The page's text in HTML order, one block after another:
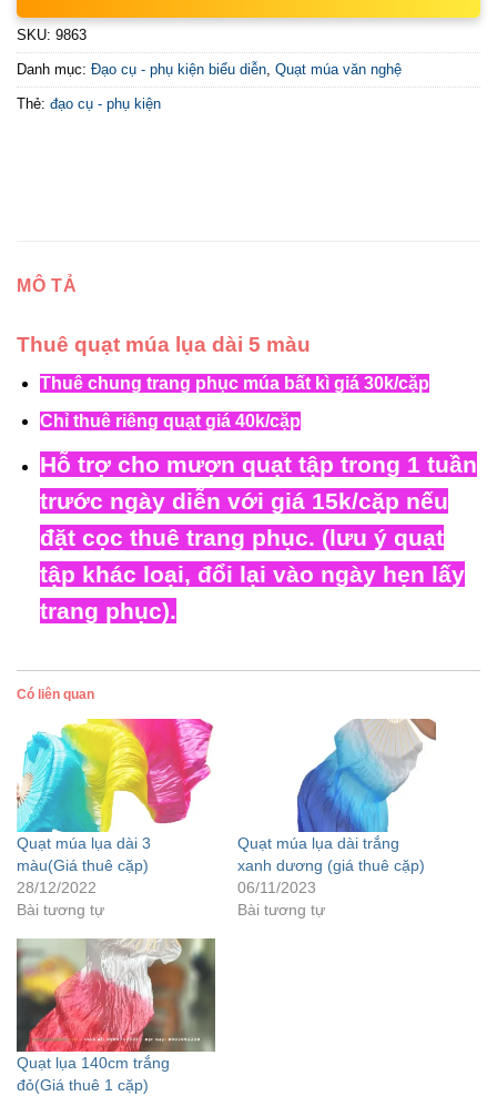
SKU: 9863
Danh mục: Đạo cụ - phụ kiện biểu diễn, Quạt múa văn nghệ
Thẻ: đạo cụ - phụ kiện
MÔ TẢ
Thuê quạt múa lụa dài 5 màu
Thuê chung trang phục múa bất kì giá 30k/cặp
Chỉ thuê riêng quạt giá 40k/cặp
Hỗ trợ cho mượn quạt tập trong 1 tuần
trước ngày diễn với giá 15k/cặp nếu
đặt cọc thuê trang phục. (lưu ý quạt
tập khác loại, đổi lại vào ngày hẹn lấy
trang phục).
Có liên quan
Quạt múa lụa dài 3
màu(Giá thuê cặp)
28/12/2022
Bài tương tự
Quạt múa lụa dài trắng
xanh dương (giá thuê cặp)
06/11/2023
Bài tương tự
Quạt lụa 140cm trắng
đỏ(Giá thuê 1 cặp)